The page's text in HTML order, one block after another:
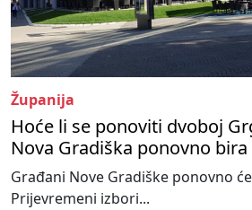
Županija
Hoće li se ponoviti dvoboj
Nova Gradiška ponovno bira
Građani Nove Gradiške ponovno
Prijevremeni izbori...